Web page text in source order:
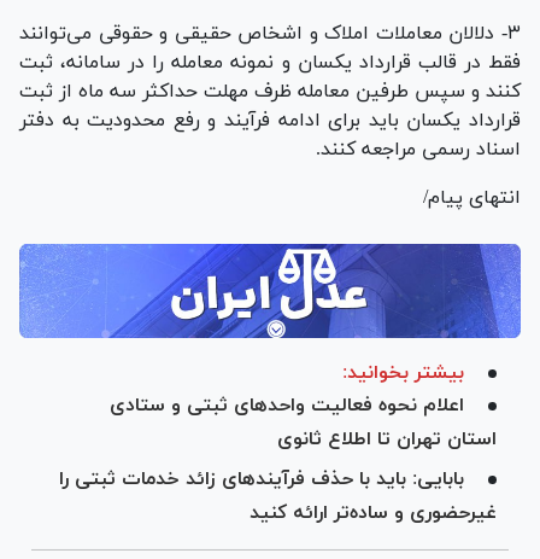
۳- دلالان معاملات املاک و اشخاص حقیقی و حقوقی می‌توانند
فقط در قالب قرارداد یکسان و نمونه معامله را در سامانه، ثبت
کنند و سپس طرفین معامله ظرف مهلت حداکثر سه ماه از ثبت
قرارداد یکسان باید برای ادامه فرآیند و رفع محدودیت به دفتر
اسناد رسمی مراجعه کنند.
انتهای پیام/
بیشتر بخوانید:
اعلام نحوه فعالیت واحد‌های ثبتی و ستادی
استان تهران تا اطلاع ثانوی
بابایی: باید با حذف فرآیند‌های زائد خدمات ثبتی را
غیرحضوری و ساده‌تر ارائه کنید